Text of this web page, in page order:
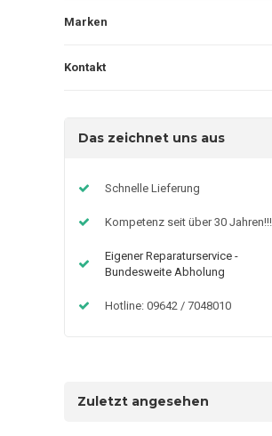
Marken
Kontakt
Das zeichnet uns aus
Schnelle Lieferung
Kompetenz seit über 30 Jahren!!!
Eigener Reparaturservice -
Bundesweite Abholung
Hotline: 09642 / 7048010
Zuletzt angesehen